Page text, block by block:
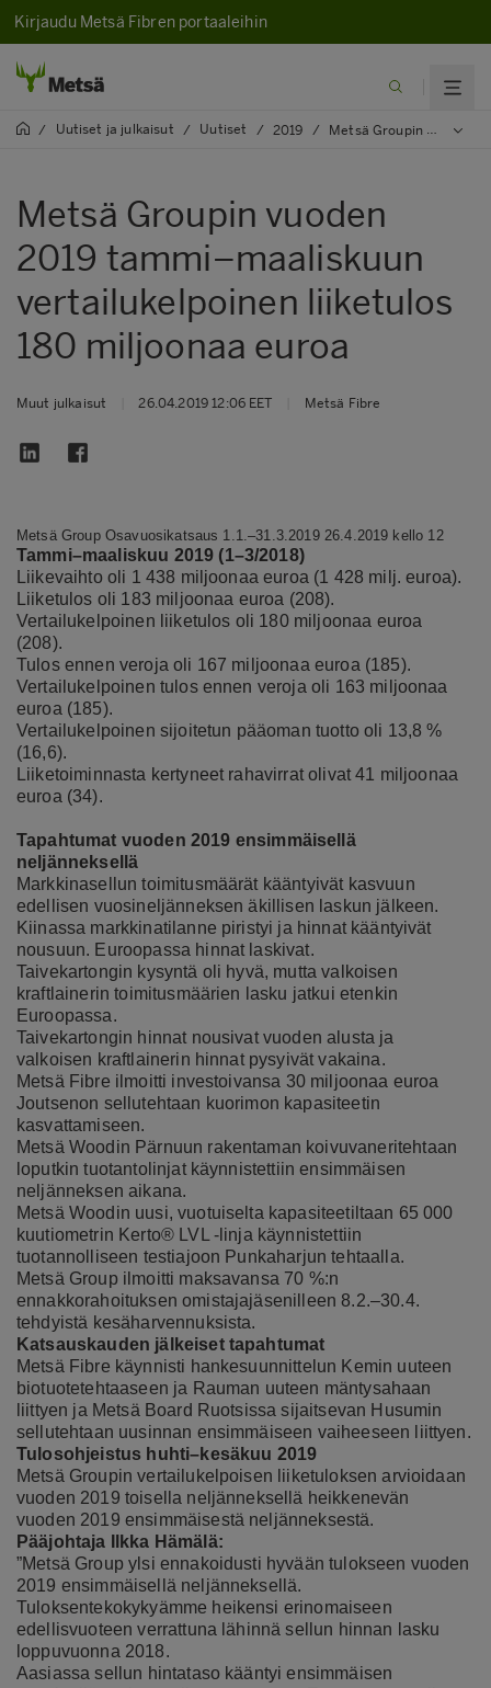
Kirjaudu Metsä Fibren portaaleihin
/ Uutiset ja julkaisut / Uutiset / 2019 / Metsä Groupin vuoden 2019 tammi–maaliskuun vertailukelpoinen liiketulos 180 miljoonaa euroa
Metsä Groupin vuoden
2019 tammi–maaliskuun
vertailukelpoinen liiketulos
180 miljoonaa euroa
Muut julkaisut 26.04.2019 12:06 EET Metsä Fibre
Metsä Group Osavuosikatsaus 1.1.–31.3.2019 26.4.2019 kello 12
Tammi–maaliskuu 2019 (1–3/2018)
Liikevaihto oli 1 438 miljoonaa euroa (1 428 milj. euroa).
Liiketulos oli 183 miljoonaa euroa (208).
Vertailukelpoinen liiketulos oli 180 miljoonaa euroa
(208).
Tulos ennen veroja oli 167 miljoonaa euroa (185).
Vertailukelpoinen tulos ennen veroja oli 163 miljoonaa
euroa (185).
Vertailukelpoinen sijoitetun pääoman tuotto oli 13,8 %
(16,6).
Liiketoiminnasta kertyneet rahavirrat olivat 41 miljoonaa
euroa (34).
Tapahtumat vuoden 2019 ensimmäisellä
neljänneksellä
Markkinasellun toimitusmäärät kääntyivät kasvuun
edellisen vuosineljänneksen äkillisen laskun jälkeen.
Kiinassa markkinatilanne piristyi ja hinnat kääntyivät
nousuun. Euroopassa hinnat laskivat.
Taivekartongin kysyntä oli hyvä, mutta valkoisen
kraftlainerin toimitusmäärien lasku jatkui etenkin
Euroopassa.
Taivekartongin hinnat nousivat vuoden alusta ja
valkoisen kraftlainerin hinnat pysyivät vakaina.
Metsä Fibre ilmoitti investoivansa 30 miljoonaa euroa
Joutsenon sellutehtaan kuorimon kapasiteetin
kasvattamiseen.
Metsä Woodin Pärnuun rakentaman koivuvaneritehtaan
loputkin tuotantolinjat käynnistettiin ensimmäisen
neljänneksen aikana.
Metsä Woodin uusi, vuotuiselta kapasiteetiltaan 65 000
kuutiometrin Kerto® LVL -linja käynnistettiin
tuotannolliseen testiajoon Punkaharjun tehtaalla.
Metsä Group ilmoitti maksavansa 70 %:n
ennakkorahoituksen omistajajäsenilleen 8.2.–30.4.
tehdyistä kesäharvennuksista.
Katsauskauden jälkeiset tapahtumat
Metsä Fibre käynnisti hankesuunnittelun Kemin uuteen
biotuotetehtaaseen ja Rauman uuteen mäntysahaan
liittyen ja Metsä Board Ruotsissa sijaitsevan Husumin
sellutehtaan uusinnan ensimmäiseen vaiheeseen liittyen.
Tulosohjeistus huhti–kesäkuu 2019
Metsä Groupin vertailukelpoisen liiketuloksen arvioidaan
vuoden 2019 toisella neljänneksellä heikkenevän
vuoden 2019 ensimmäisestä neljänneksestä.
Pääjohtaja Ilkka Hämälä:
”Metsä Group ylsi ennakoidusti hyvään tulokseen vuoden
2019 ensimmäisellä neljänneksellä.
Tuloksentekokykyämme heikensi erinomaiseen
edellisvuoteen verrattuna lähinnä sellun hinnan lasku
loppuvuonna 2018.
Aasiassa sellun hintataso kääntyi ensimmäisen